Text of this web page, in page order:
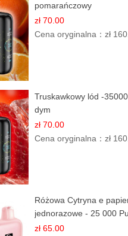
pomarańczowy
zł 70.00
Cena oryginalna：zł
Truskawkowy lód -
dym
zł 70.00
Cena oryginalna：zł
Różowa Cytryna e
jednorazowe - 25 000
zł 65.00